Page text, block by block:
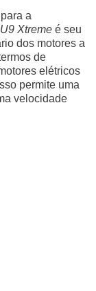
a
Xtreme é seu
dos motores a
de
elétricos
permite uma
velocidade